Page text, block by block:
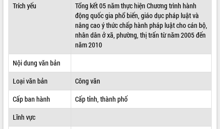
HỆ THỐNG VĂN BẢN
QUY HOẠCH - KẾ HOẠCH
Trích yếu
Tổng kết 05 năm thực hiện Chương trình hành
động quốc gia phổ biến, giáo dục pháp luật và
nâng cao ý thức chấp hành pháp luật cho cán bộ,
nhân dân ở xã, phường, thị trấn từ năm 2005 đến
năm 2010
Nội dung văn bản
Loại văn bản
Công văn
Cấp ban hành
Cấp tỉnh, thành phố
Lĩnh vực